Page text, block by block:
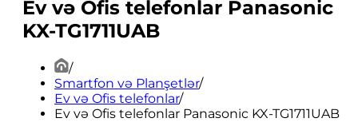
Ev və Ofis telefonlar Panasonic
KX-TG1711UAB
/
Smartfon və Planşetlər/
Ev və Ofis telefonlar/
Ev və Ofis telefonlar Panasonic KX-TG1711UAB